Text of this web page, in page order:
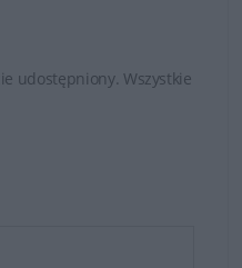
udostępniony. Wszystkie